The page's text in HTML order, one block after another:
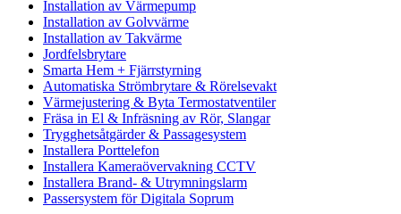
Installation av Värmepump
Installation av Golvvärme
Installation av Takvärme
Jordfelsbrytare
Smarta Hem + Fjärrstyrning
Automatiska Strömbrytare & Rörelsevakt
Värmejustering & Byta Termostatventiler
Fräsa in El & Infräsning av Rör, Slangar
Trygghetsåtgärder & Passagesystem
Installera Porttelefon
Installera Kameraövervakning CCTV
Installera Brand- & Utrymningslarm
Passersystem för Digitala Soprum